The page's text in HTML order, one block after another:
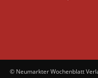
© Neumarkter Wochenblatt